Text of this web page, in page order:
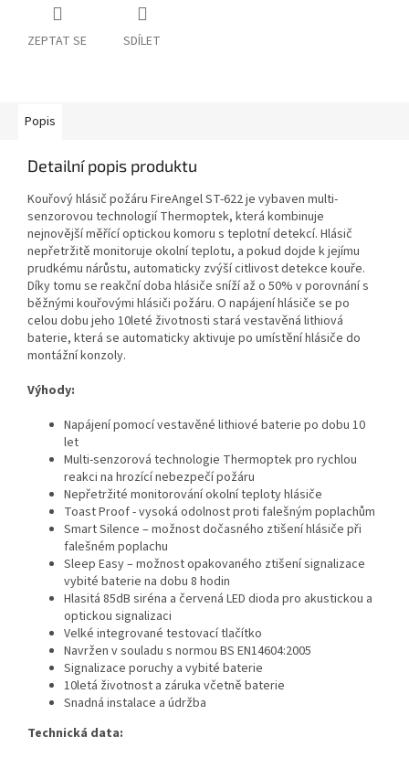
ZEPTAT SE SDÍLET
Popis
Detailní popis produktu
Kouřový hlásič požáru FireAngel ST-622 je vybaven multi-
senzorovou technologií Thermoptek, která kombinuje
nejnovější měřící optickou komoru s teplotní detekcí. Hlásič
nepřetržitě monitoruje okolní teplotu, a pokud dojde k jejímu
prudkému nárůstu, automaticky zvýší citlivost detekce kouře.
Díky tomu se reakční doba hlásiče sníží až o 50% v porovnání s
běžnými kouřovými hlásiči požáru. O napájení hlásiče se po
celou dobu jeho 10leté životnosti stará vestavěná lithiová
baterie, která se automaticky aktivuje po umístění hlásiče do
montážní konzoly.
Výhody:
Napájení pomocí vestavěné lithiové baterie po dobu 10
let
Multi-senzorová technologie Thermoptek pro rychlou
reakci na hrozící nebezpečí požáru
Nepřetržité monitorování okolní teploty hlásiče
Toast Proof - vysoká odolnost proti falešným poplachům
Smart Silence – možnost dočasného ztišení hlásiče při
falešném poplachu
Sleep Easy – možnost opakovaného ztišení signalizace
vybité baterie na dobu 8 hodin
Hlasitá 85dB siréna a červená LED dioda pro akustickou a
optickou signalizaci
Velké integrované testovací tlačítko
Navržen v souladu s normou BS EN14604:2005
Signalizace poruchy a vybité baterie
10letá životnost a záruka včetně baterie
Snadná instalace a údržba
Technická data: